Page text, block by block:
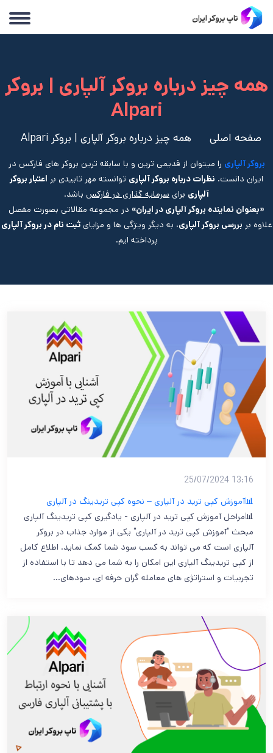
همه چیز درباره بروکر آلپاری | بروکر
Alpari
صفحه اصلی همه چیز درباره بروکر آلپاری | بروکر Alpari
بروکر آلپاری را میتوان از قدیمی ترین و با سابقه ترین بروکر های فارکس در
ایران دانست. نظرات درباره بروکر آلپاری توانسته مهر تاییدی بر اعتبار بروکر
آلپاری برای سرمایه گذاری در فارکس باشد.
«بعنوان نماینده بروکر آلپاری در ایران» در مجموعه مقالاتی بصورت مفصل
علاوه بر بررسی بروکر آلپاری، به دیگر ویژگی ها و مزایایثبت نام در بروکر آلپاری
پرداخته ایم.
13:16 25/07/2024
📊آموزش کپی ترید در آلپاری – نحوه کپی تریدینگ در آلپاری
📊مراحل آموزش کپی ترید در آلپاری - یادگیری کپی تریدینگ آلپاری
مبحث "آموزش کپی ترید در آلپاری" یکی از موارد جذاب در بروکر
آلپاری است که می تواند به کسب سود شما کمک نماید. اطلاع کامل
از کپی تریدینگ آلپاری این امکان را به شما می ‌دهد تا با استفاده از
تجربیات و استراتژی ‌های معامله‌ گران حرفه‌ ای، سودهای…